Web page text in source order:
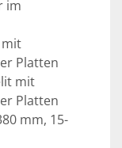
im
mit
Platten
mit
Platten
mm, 15-